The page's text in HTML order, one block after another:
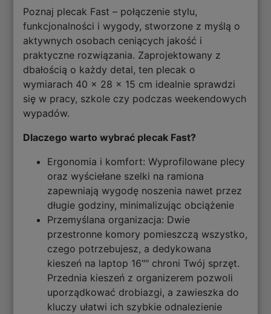
Poznaj plecak Fast – połączenie stylu,
funkcjonalności i wygody, stworzone z myślą o
aktywnych osobach ceniących jakość i
praktyczne rozwiązania. Zaprojektowany z
dbałością o każdy detal, ten plecak o
wymiarach 40 x 28 x 15 cm idealnie sprawdzi
się w pracy, szkole czy podczas weekendowych
wypadów.
Dlaczego warto wybrać plecak Fast?
Ergonomia i komfort: Wyprofilowane plecy
oraz wyściełane szelki na ramiona
zapewniają wygodę noszenia nawet przez
długie godziny, minimalizując obciążenie
Przemyślana organizacja: Dwie
przestronne komory pomieszczą wszystko,
czego potrzebujesz, a dedykowana
kieszeń na laptop 16"" chroni Twój sprzęt.
Przednia kieszeń z organizerem pozwoli
uporządkować drobiazgi, a zawieszka do
kluczy ułatwi ich szybkie odnalezienie